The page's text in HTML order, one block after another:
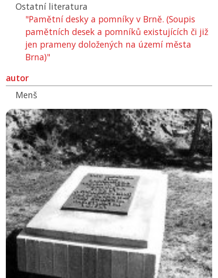
Ostatní literatura
"Pamětní desky a pomníky v Brně. (Soupis
pamětních desek a pomníků existujících či již
jen prameny doložených na území města
Brna)"
autor
Menš